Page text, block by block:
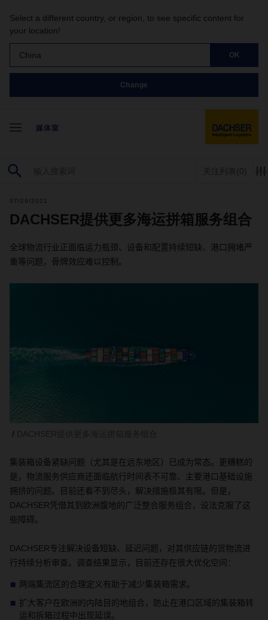
Select a different country, or region, to see specific content for
your location!
China OK
Change
媒体室
关注列表 (0)
07/29/2021
DACHSER提供更多海运拼箱服务组合
全球物流行业正面临运力瓶颈、设备和配置持续短缺、港口拥堵严
重等问题，骨牌效应难以控制。
集装箱设备紧缺问题（尤其是在远东地区）已成为常态。更糟糕的
是，物流服务供应商还面临航行时间表不可靠、主要港口基础设施
拥挤的问题。
目前还看不到尽头，解决措施极其有限。但是，
DACHSER凭借其到欧洲腹地的广泛整合服务组合，设法克服了这
些障碍。
DACHSER专注解决设备短缺、延迟问题 ， 对其供应链的货物流进
行持续分析审查。调查结果显示，目前还存在很大优化空间：
两端集流区的合理定义有助于减少集装箱需求。
扩大客户在欧洲的内陆目的地组合，防止在港口区域的集装箱转
运和拆箱过程中出现延误。